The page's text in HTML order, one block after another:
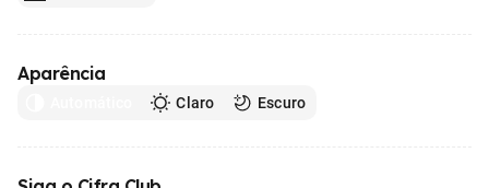
Aparência
Claro Escuro